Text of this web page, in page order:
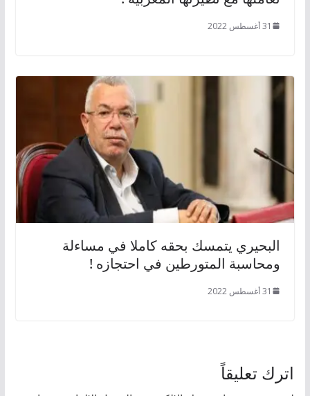
31 أغسطس 2022
البحيري يتمسك بحقه كاملا في مساءلة
ومحاسبة المتورطين في احتجازه !
31 أغسطس 2022
اترك تعليقاً